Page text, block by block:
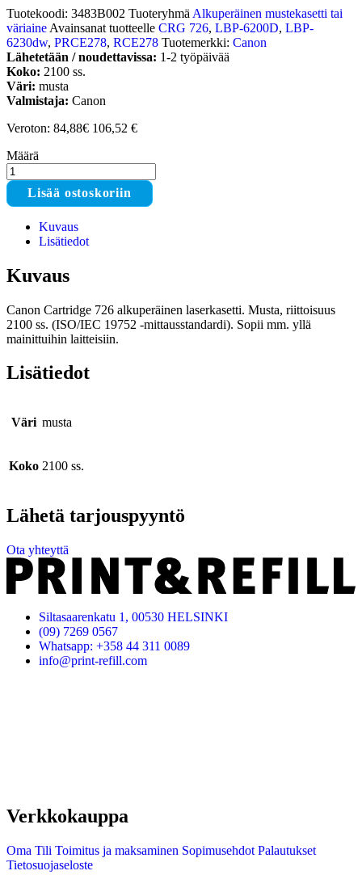
Tuotekoodi: 3483B002 Tuoteryhmä Alkuperäinen mustekasetti tai
väriaine Avainsanat tuotteelle CRG 726, LBP-6200D, LBP-
6230dw, PRCE278, RCE278 Tuotemerkki: Canon
Lähetetään / noudettavissa: 1-2 työpäivää
Koko: 2100 ss.
Väri: musta
Valmistaja: Canon
Veroton: 84,88€ 106,52 €
Määrä
Canon
Cartridge
726
määrä
Lisää ostoskoriin
Kuvaus
Lisätiedot
Kuvaus
Canon Cartridge 726 alkuperäinen laserkasetti. Musta, riittoisuus
2100 ss. (ISO/IEC 19752 -mittausstandardi). Sopii mm. yllä
mainittuihin laitteisiin.
Lisätiedot
Väri musta
Koko 2100 ss.
Lähetä tarjouspyyntö
Ota yhteyttä
Siltasaarenkatu 1, 00530 HELSINKI
(09) 7269 0567
Whatsapp: +358 44 311 0089
info@print-refill.com
Verkkokauppa
Oma Tili Toimitus ja maksaminen Sopimusehdot Palautukset
Tietosuojaseloste